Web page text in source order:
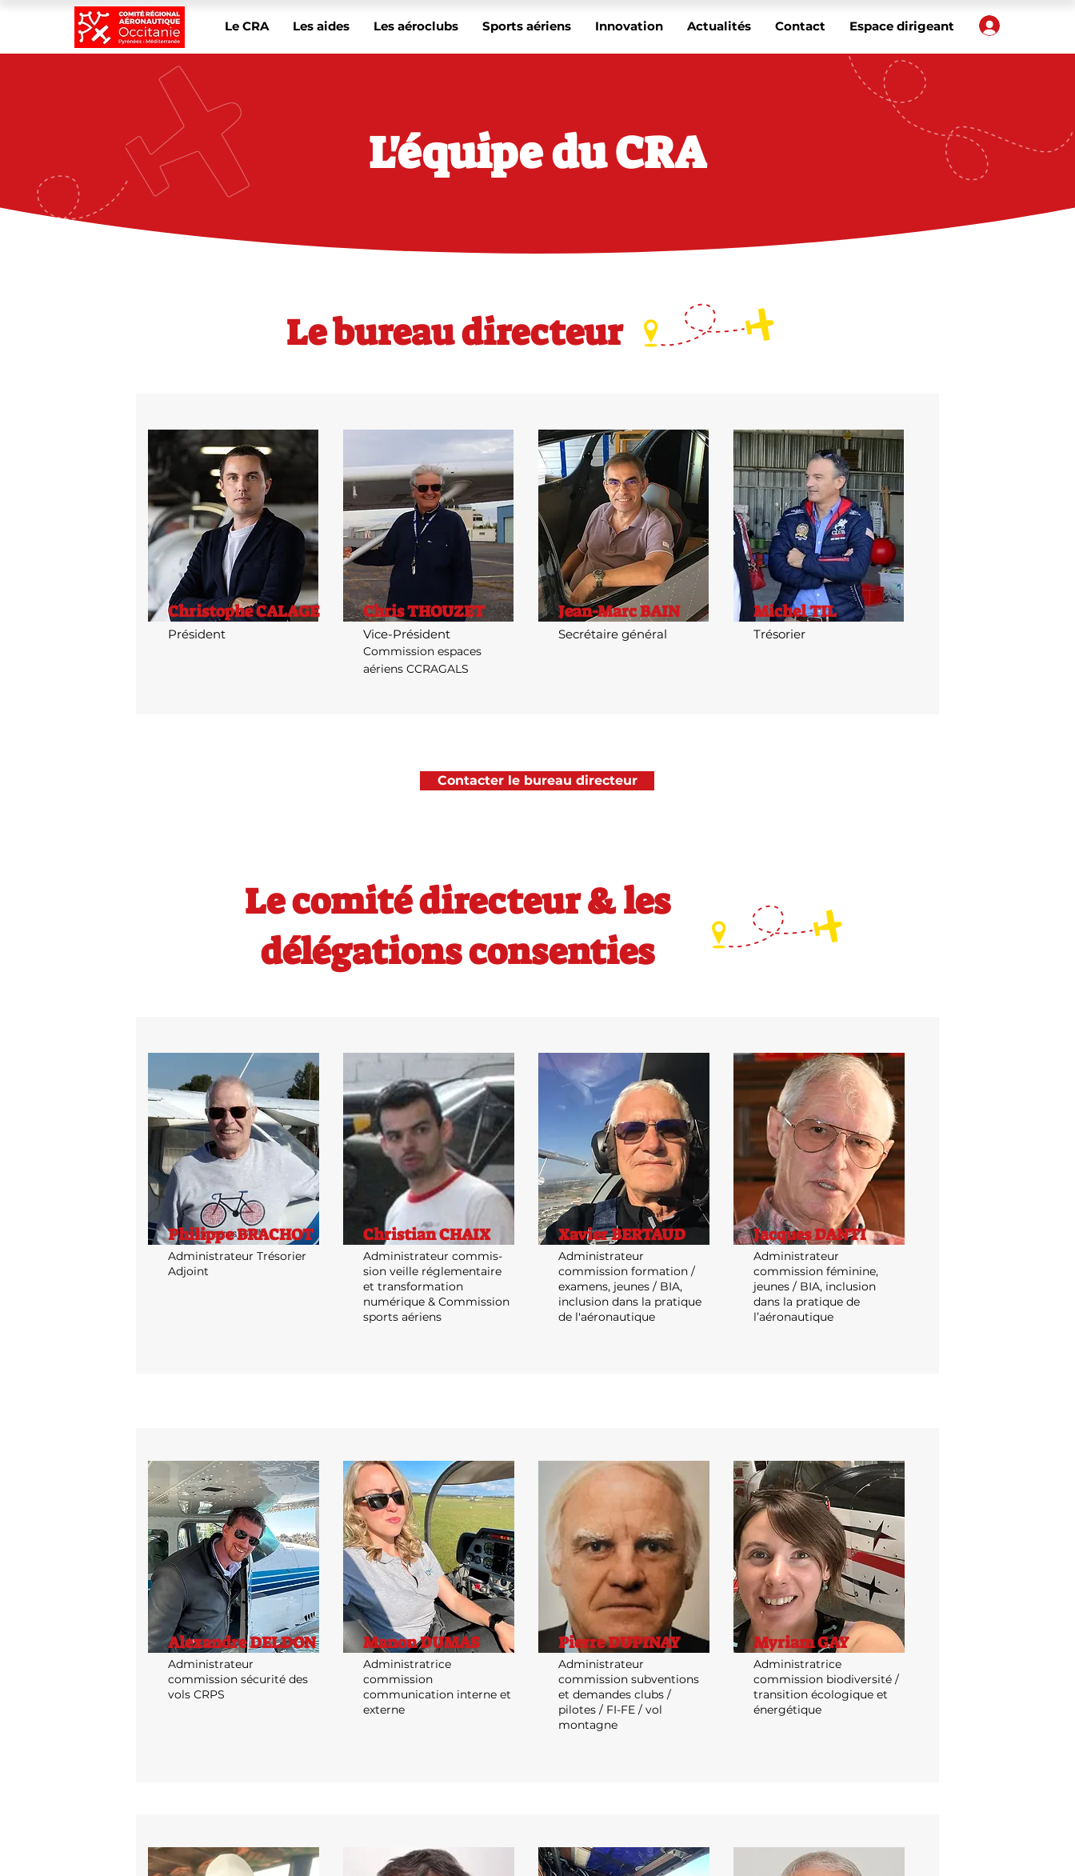
Le CRA Les aides Les aéroclubs Sports aériens Innovation Actualités Contact Espace dirigeant
L'équipe du CRA
Le bureau directeur
Christophe CALAGE
Président
Chris THOUZET
Vice-Président
Commission espaces
aériens CCRAGALS
Jean-Marc BAIN
Secrétaire général
Michel TIL
Trésorier
Contacter le bureau directeur
Le comité directeur & les
délégations consenties
Philippe BRACHOT
Administrateur Trésorier
Adjoint
Christian CHAIX
Administrateur commis-
sion veille réglementaire
et transformation
numérique & Commission
sports aériens
Xavier BERTAUD
Administrateur
commission formation /
examens, jeunes / BIA,
inclusion dans la pratique
de l'aéronautique
Jacques DANTI
Administrateur
commission féminine,
jeunes / BIA, inclusion
dans la pratique de
l’aéronautique
Alexandre DELDON
Administrateur
commission sécurité des
vols CRPS
Manon DUMAS
Administratrice
commission
communication interne et
externe
Pierre DUPINAY
Administrateur
commission subventions
et demandes clubs /
pilotes / FI-FE / vol
montagne
Myriam GAY
Administratrice
commission biodiversité /
transition écologique et
énergétique